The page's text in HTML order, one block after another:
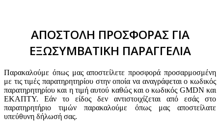
ΑΠΟΣΤΟΛΗ ΠΡΟΣΦΟΡΑΣ ΓΙΑ
ΕΞΩΣΥΜΒΑΤΙΚΗ ΠΑΡΑΓΓΕΛΙΑ
Παρακαλούμε όπως μας αποστείλετε προσφορά προσαρμοσμένη
με τις τιμές παρατηρητηρίου στην οποία να αναγράφεται ο κωδικός
παρατηρητηρίου και η τιμή αυτού καθώς και ο κωδικός GMDN και
ΕΚΑΠΤΥ. Εάν το είδος δεν αντιστοιχίζεται από εσάς στο
παρατηρητήριο τιμών παρακαλούμε όπως μας αποστείλατε
υπεύθυνη δήλωσή σας.